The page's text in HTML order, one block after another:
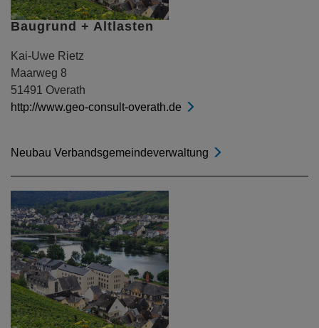
Baugrund + Altlasten
Kai-Uwe Rietz
Maarweg 8
51491 Overath
http://www.geo-consult-overath.de
Neubau Verbandsgemeindeverwaltung